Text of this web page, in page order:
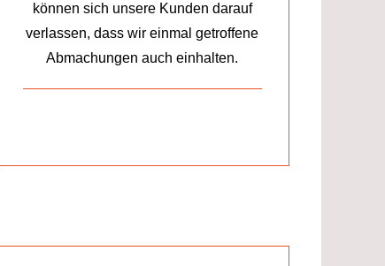
können sich unsere Kunden darauf
verlassen, dass wir einmal getroffene
Abmachungen auch einhalten.